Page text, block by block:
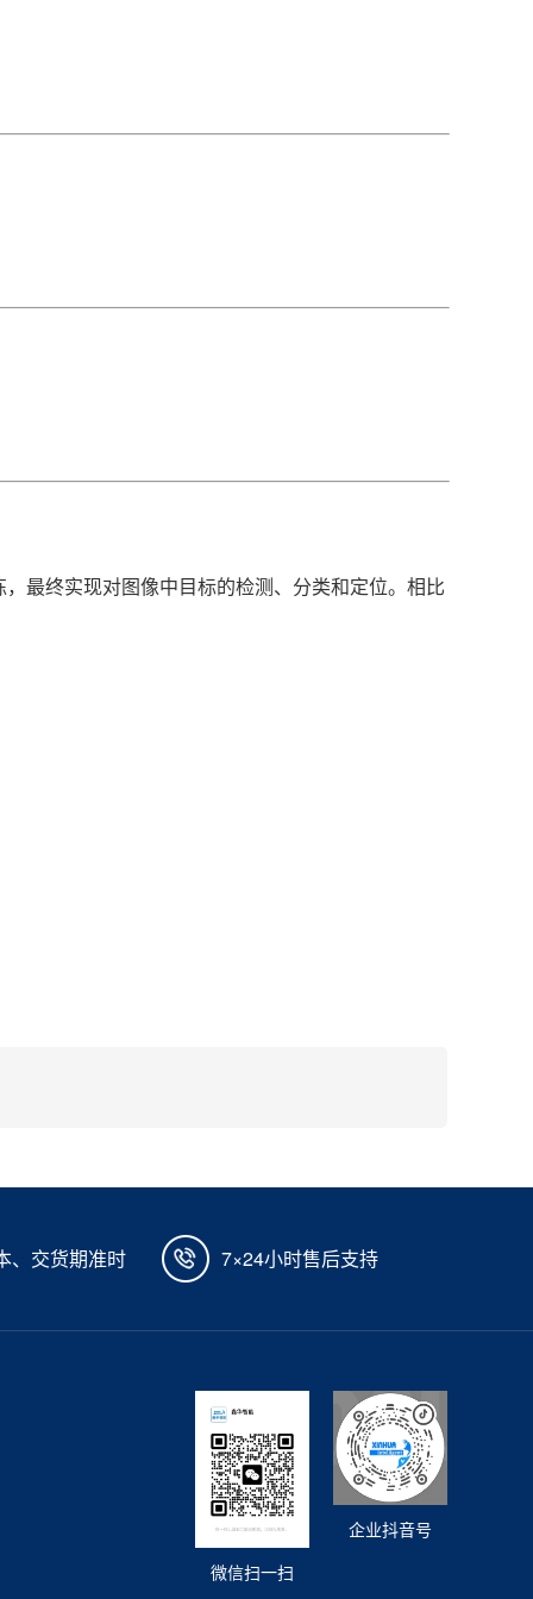
最终实现对图像中目标的检测、分类和定位。相比
、交货期准时 7×24小时售后支持
企业抖音号
微信扫一扫